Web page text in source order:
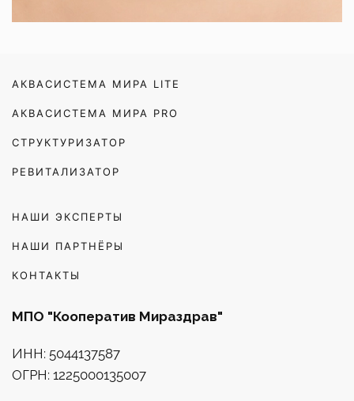
АКВАСИСТЕМА МИРА LITE
АКВАСИСТЕМА МИРА PRO
СТРУКТУРИЗАТОР
РЕВИТАЛИЗАТОР
НАШИ ЭКСПЕРТЫ
НАШИ ПАРТНЁРЫ
КОНТАКТЫ
МПО "Кооператив Мираздрав"
ИНН: 5044137587
ОГРН: 1225000135007